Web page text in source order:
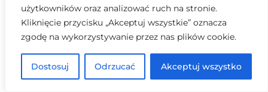
użytkowników oraz analizować ruch na stronie.
Kliknięcie przycisku „Akceptuj wszystkie” oznacza
zgodę na wykorzystywanie przez nas plików cookie.
Dostosuj Odrzucać Akceptuj wszystko
wszystkich terenach.
Oczyszczono pierwszą skażoną